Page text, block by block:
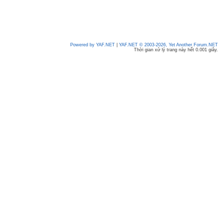
Powered by YAF.NET
YAF.NET © 2003-2026, Yet Another Forum.NET
Thời gian xử lý trang này hết 0.001 giây.